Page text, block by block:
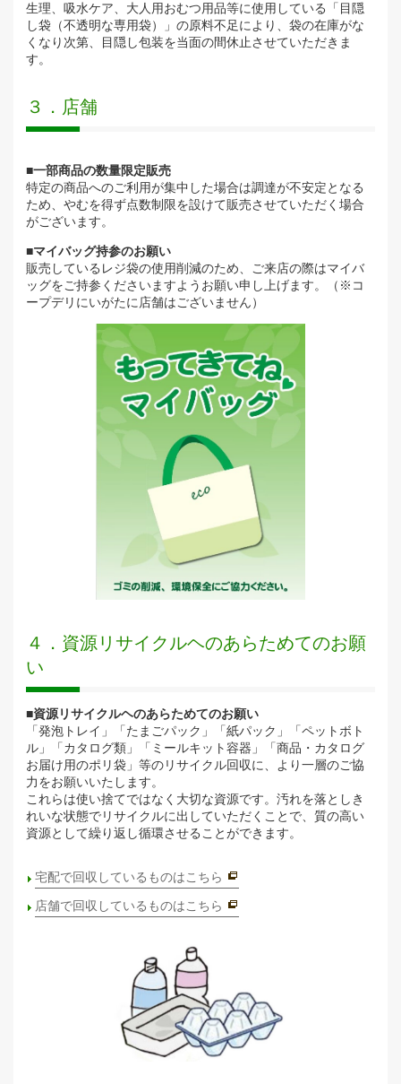
生理、吸水ケア、大人用おむつ用品等に使用している「目隠
し袋（不透明な専用袋）」の原料不足により、袋の在庫がな
くなり次第、目隠し包装を当面の間休止させていただきま
す。
３．店舗
■一部商品の数量限定販売
特定の商品へのご利用が集中した場合は調達が不安定となる
ため、やむを得ず点数制限を設けて販売させていただく場合
がございます。
■マイバッグ持参のお願い
販売しているレジ袋の使用削減のため、ご来店の際はマイバ
ッグをご持参くださいますようお願い申し上げます。（※コ
ープデリにいがたに店舗はございません）
４．資源リサイクルヘのあらためてのお願
い
■資源リサイクルヘのあらためてのお願い
「発泡トレイ」「たまごパック」「紙パック」「ペットボト
ル」「カタログ類」「ミールキット容器」「商品・カタログ
お届け用のポリ袋」等のリサイクル回収に、より一層のご協
力をお願いいたします。
これらは使い捨てではなく大切な資源です。汚れを落としき
れいな状態でリサイクルに出していただくことで、質の高い
資源として繰り返し循環させることができます。
宅配で回収しているものはこちら
店舗で回収しているものはこちら